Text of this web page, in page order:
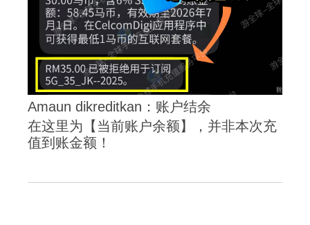
Amaun dikreditkan：账户结余
在这里为【当前账户余额】，并非本次充
值到账金额！